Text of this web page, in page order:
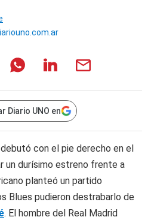
Diario UNO en
debutó con el pie derecho en el
un durísimo estreno frente a
planteó un partido
Blues pudieron destrabarlo de
. El hombre del Real Madrid